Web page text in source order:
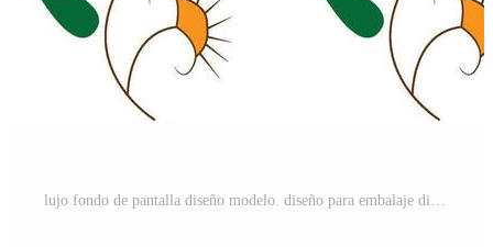
lujo fondo de pantalla diseño modelo. diseño para embalaje diseño, social medios de comunicación correo, cubrir, bandera, creativo correo, oro geométrico modelo diseño. Vector Pro